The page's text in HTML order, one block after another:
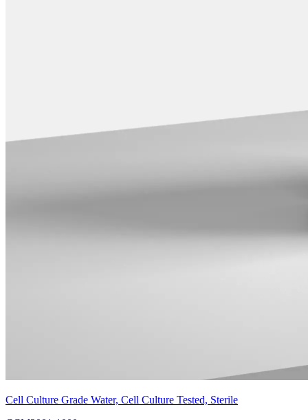
Cell Culture Grade Water, Cell Culture Tested, Sterile